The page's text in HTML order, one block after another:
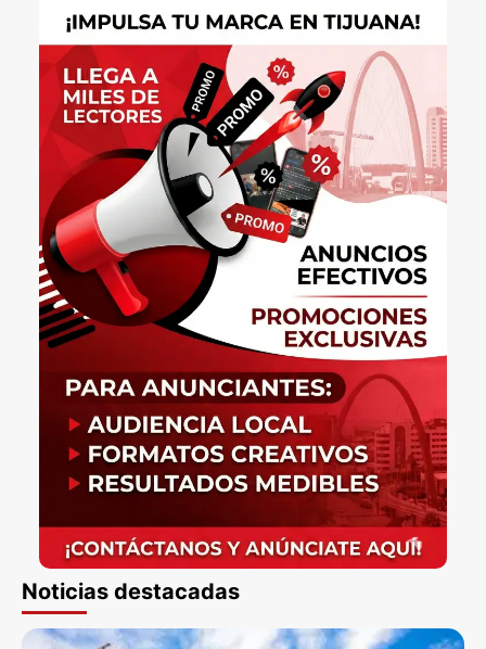
Noticias destacadas